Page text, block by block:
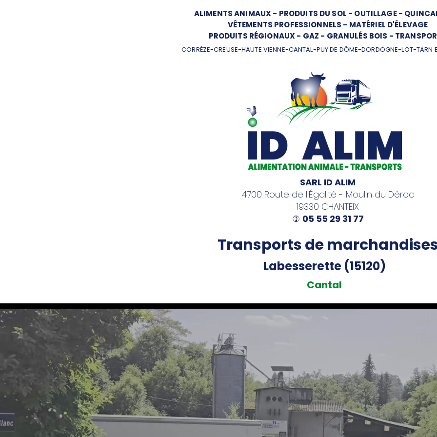
ALIMENTS ANIMAUX- PRODUITS DU SOL - OUTILLAGE-
VÊTEMENTS PROFESSIONNELS - MATÉRIEL D'ÉLEVAGE
PRODUITS RÉGIONAUX- GAZ - GRANULÉS BOIS -
CORRÈZE-CREUSE-HAUTE VIENNE-CANTAL-PUY DE DÔME-DORDOGNE-LOT-TARN
SARL ID ALIM
4700 Route de l'Égalité - Moulin du Déroc
19330 CHANTEIX
) 05 55 29 31 77
Transports de
Labesserette (15120)
Cantal